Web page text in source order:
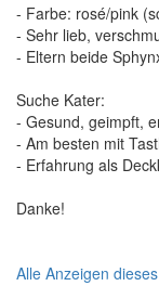
- Farbe: rosé/pink
- Sehr lieb,
- Eltern beide
Suche Kater:
- Gesund, geimpft,
- Am besten mit
- Erfahrung als
Danke!
Alle Anzeigen